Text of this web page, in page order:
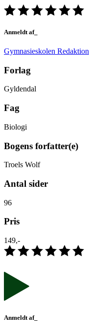
Anmeldt af_
Gymnasieskolen Redaktion
Forlag
Gyldendal
Fag
Biologi
Bogens forfatter(e)
Troels Wolf
Antal sider
96
Pris
149,-
Anmeldt af_